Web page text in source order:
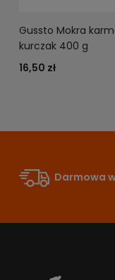
Gussto Mokra
kurczak 400 g
16,50 zł
Darmowa